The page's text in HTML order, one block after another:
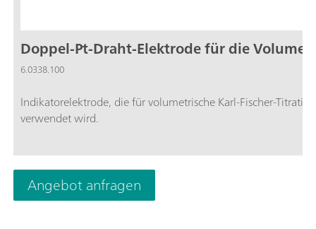
Doppel-Pt-Draht-Elektrode für die
6.0338.100
Indikatorelektrode, die für volumetrische Karl-Fischer-Titration
verwendet wird.
Angebot anfragen